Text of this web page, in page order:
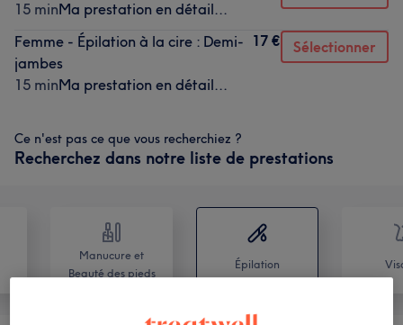
15 minMa prestation en détail...
Femme - Épilation à la cire : Demi-
jambes
15 minMa prestation en détail...
17 € Sélectionner
Ce n'est pas ce que vous recherchiez ?
Recherchez dans notre liste de prestations
Manucure et
Beauté des pieds
Épilation